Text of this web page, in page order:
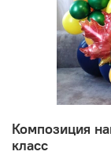
Композиция
класс